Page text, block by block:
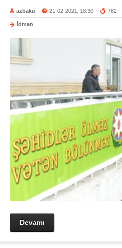
azbaku 21-02-2021, 18:30 782
İdman
Devamı